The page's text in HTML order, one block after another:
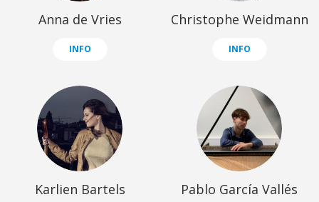
Anna de Vries
INFO
Christophe Weidmann
INFO
Karlien Bartels Pablo García Vallés